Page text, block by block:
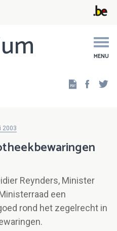
MENU
2003
Reynders, Minister
een
rond het zegelrecht in